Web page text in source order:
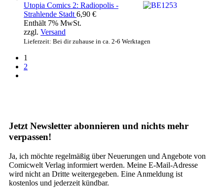
Utopia Comics 2: Radiopolis -
Strahlende Stadt 6,90 €
Enthält 7% MwSt.
zzgl. Versand
Lieferzeit: Bei dir zuhause in ca. 2-6 Werktagen
1
2
Jetzt Newsletter abonnieren und nichts mehr
verpassen!
Ja, ich möchte regelmäßig über Neuerungen und Angebote von
Comicwelt Verlag informiert werden. Meine E-Mail-Adresse
wird nicht an Dritte weitergegeben. Eine Anmeldung ist
kostenlos und jederzeit kündbar.